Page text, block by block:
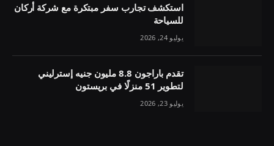
استكشف تجارب سفر مبتكرة مع شركة أركان
للسياحة
يوليو 24, 2026
تقدم باراجون 8.8 مليون جنيه إسترليني
لتطوير 51 منزلًا في بريستون
يوليو 23, 2026